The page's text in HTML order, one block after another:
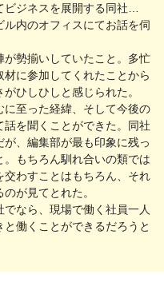
ジネスを展開する同社…
内のオフィスにてお話を伺
が勢揃いしていたこと。多忙
に参加してくれたことから
ひしひしと感じられた。
至った経緯、そして今後の
を聞くことができた。同社
、編集部が最も印象に残っ
もちろん馴れ合いの類では
わすことはもちろん、それ
が見てとれた。
なら、現場で働く社員一人
働くことができるだろうと